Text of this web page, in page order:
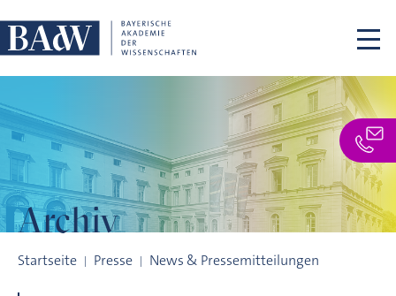
Archiv
Startseite Presse News & Pressemitteilungen